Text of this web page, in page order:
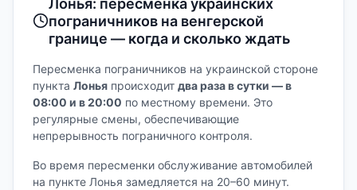
пограничников на венгерской
границе — когда и сколько ждать
Пересменка пограничников на украинской стороне
пункта Лонья происходит два раза в сутки — в
08:00 и в 20:00 по местному времени. Это
регулярные смены, обеспечивающие
непрерывность пограничного контроля.
Во время пересменки обслуживание автомобилей
на пункте Лонья замедляется на 20–60 минут.